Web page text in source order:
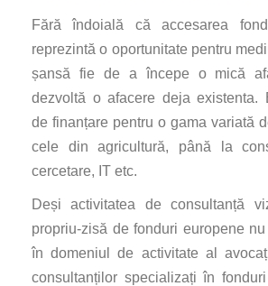
Fără îndoială că accesarea
reprezintă o oportunitate pentru
șansă fie de a începe o mică
dezvoltă o afacere deja existenta.
de finanțare pentru o gama variată
cele din agricultură, până la
cercetare, IT etc.
Deși activitatea de consultanță
propriu-zisă de fonduri europene
în domeniul de activitate al
consultanților specializați în